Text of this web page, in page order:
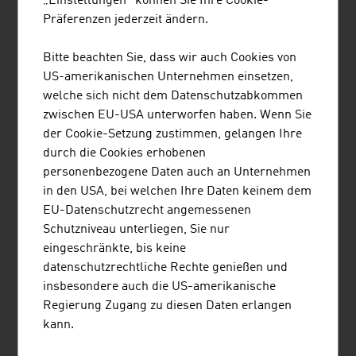
FORSCHUNG
Durchschnitt rund 25% seines Umsatzes in Forschung,
Technologie und Innovation. Mit dieser Forschungsquote
gehört die zivile Luftfahrt weltweit zu den
forschungsintensivsten Branchen, knapp hinter der
Pharmaindustrie.
Diese Forschungsinvestitionen zeichnen sich durch eine
sehr hohe Effizienz aus. Der Umsatz mit Produkten, die
in den vergangenen fünf Jahren entwickelt wurden,
erreicht einen Anteil von rund 45% am Gesamtumsatz
eines Unternehmens. Nach dem Motto: „Noch leiser,
noch verbrauchsärmer, noch leichter, noch
komfortabler“ besteht eine sehr große Nachfrage nach
neuen, innovativen Produkten. Damit zählt die Luftfahrt
zu den „Power-Innovatoren“ unter den Industriesparten.
Präferenzen jederzeit ändern.
Bitte beachten Sie, dass wir auch Cookies von
US-amerikanischen Unternehmen einsetzen,
welche sich nicht dem Datenschutzabkommen
zwischen EU-USA unterworfen haben. Wenn Sie
der Cookie-Setzung zustimmen, gelangen Ihre
durch die Cookies erhobenen
personenbezogene Daten auch an Unternehmen
in den USA, bei welchen Ihre Daten keinem dem
EU-Datenschutzrecht angemessenen
Schutzniveau unterliegen, Sie nur
eingeschränkte, bis keine
datenschutzrechtliche Rechte genießen und
insbesondere auch die US-amerikanische
Regierung Zugang zu diesen Daten erlangen
kann.